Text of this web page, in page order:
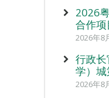
2026
合作
2026年8
行政
学）城
2026年8